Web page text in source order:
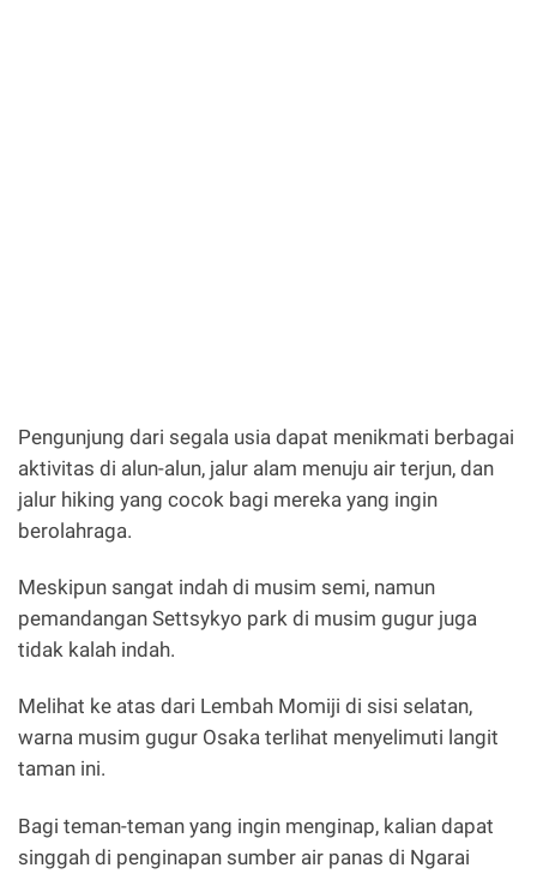
Pengunjung dari segala usia dapat menikmati berbagai
aktivitas di alun-alun, jalur alam menuju air terjun, dan
jalur hiking yang cocok bagi mereka yang ingin
berolahraga.
Meskipun sangat indah di musim semi, namun
pemandangan Settsykyo park di musim gugur juga
tidak kalah indah.
Melihat ke atas dari Lembah Momiji di sisi selatan,
warna musim gugur Osaka terlihat menyelimuti langit
taman ini.
Bagi teman-teman yang ingin menginap, kalian dapat
singgah di penginapan sumber air panas di Ngarai